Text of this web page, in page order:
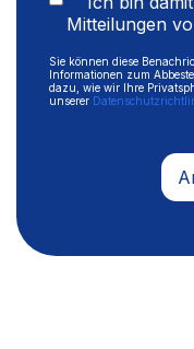
Mitteilungen
Sie können diese
Informationen zum
dazu, wie wir Ihre
unserer